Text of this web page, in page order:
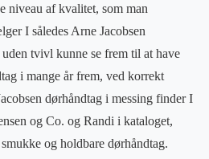
niveau af kvalitet, som man
I således Arne Jacobsen
tvivl kunne se frem til at have
i mange år frem, ved korrekt
dørhåndtag i messing finder I
og Co. og Randi i kataloget,
og holdbare dørhåndtag.